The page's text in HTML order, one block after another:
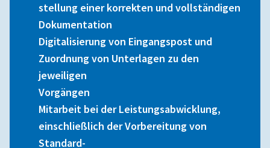
stellung einer korrekten und vollständigen
Dokumentation
Digitalisierung von Eingangspost und
Zuordnung von Unterlagen zu den
jeweiligen
Vorgängen
Mitarbeit bei der Leistungsabwicklung,
einschließlich der Vorbereitung von
Standard-